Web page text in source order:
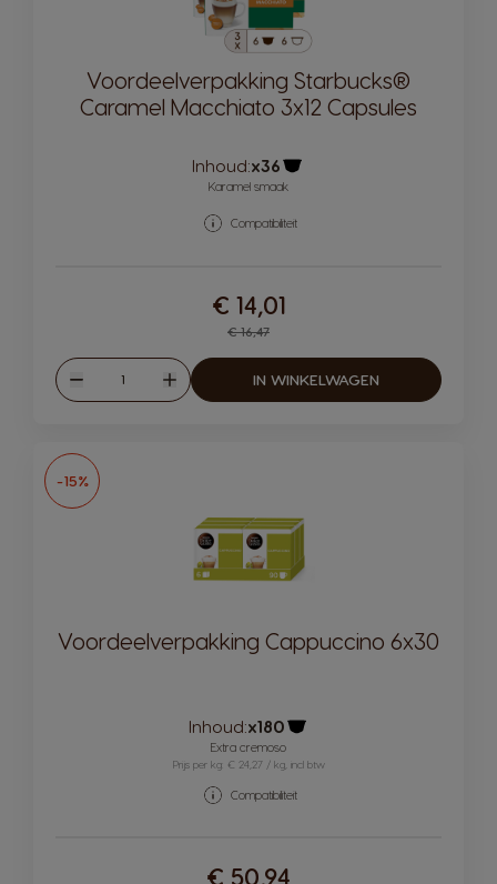
Voordeelverpakking Starbucks®
Caramel Macchiato 3x12 Capsules
Inhoud:x36
Pictogram capsule
Karamel smaak
Compatibiliteit
Regular Price
€ 16,47
€ 14,01
Verlagen
Hoeveelheid
Verhogen
IN WINKELWAGEN
-15%
Voordeelverpakking Cappuccino 6x30
Inhoud:x180
Pictogram capsule
Extra cremoso
Prijs per kg: € 24,27 / kg, incl btw
Compatibiliteit
€ 50,94